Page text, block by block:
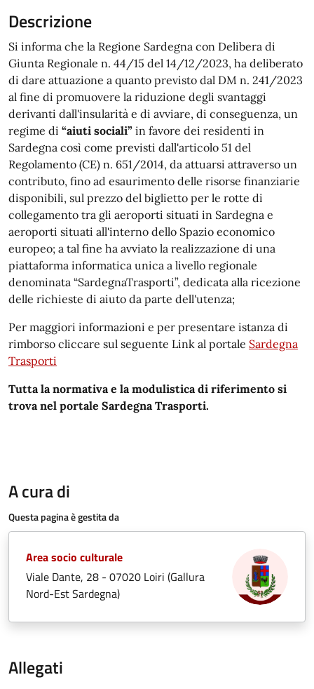
Descrizione
Si informa che la Regione Sardegna con Delibera di
Giunta Regionale n. 44/15 del 14/12/2023, ha deliberato
di dare attuazione a quanto previsto dal DM n. 241/2023
al fine di promuovere la riduzione degli svantaggi
derivanti dall'insularità e di avviare, di conseguenza, un
regime di “aiuti sociali” in favore dei residenti in
Sardegna così come previsti dall'articolo 51 del
Regolamento (CE) n. 651/2014, da attuarsi attraverso un
contributo, fino ad esaurimento delle risorse finanziarie
disponibili, sul prezzo del biglietto per le rotte di
collegamento tra gli aeroporti situati in Sardegna e
aeroporti situati all'interno dello Spazio economico
europeo; a tal fine ha avviato la realizzazione di una
piattaforma informatica unica a livello regionale
denominata “SardegnaTrasporti”, dedicata alla ricezione
delle richieste di aiuto da parte dell'utenza;
Per maggiori informazioni e per presentare istanza di
rimborso cliccare sul seguente Link al portale Sardegna
Trasporti
Tutta la normativa e la modulistica di riferimento si
trova nel portale Sardegna Trasporti.
A cura di
Questa pagina è gestita da
Area socio culturale
Viale Dante, 28 - 07020 Loiri (Gallura
Nord-Est Sardegna)
Allegati